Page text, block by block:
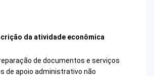
da atividade econômica
de documentos e serviços
de apoio administrativo não